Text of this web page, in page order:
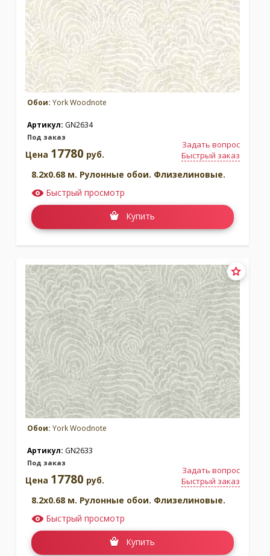
Обои: York Woodnote
Артикул: GN2634
Под заказ
Задать вопрос
Быстрый заказ
Цена 17780 руб.
8.2x0.68 м. Рулонные обои. Флизелиновые.
Быстрый просмотр
Купить
Обои: York Woodnote
Артикул: GN2633
Под заказ
Задать вопрос
Быстрый заказ
Цена 17780 руб.
8.2x0.68 м. Рулонные обои. Флизелиновые.
Быстрый просмотр
Купить